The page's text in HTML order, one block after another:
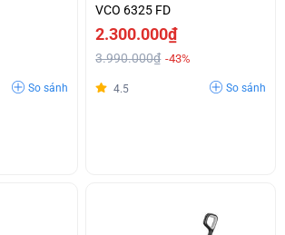
So sánh
VCO 6325 FD
2.300.000₫
3.990.000₫ -43%
4.5 So sánh